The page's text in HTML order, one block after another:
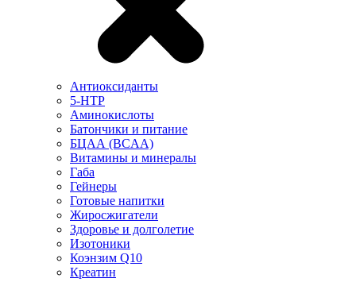
Антиоксиданты
5-HTP
Аминокислоты
Батончики и питание
БЦАА (BCAA)
Витамины и минералы
Габа
Гейнеры
Готовые напитки
Жиросжигатели
Здоровье и долголетие
Изотоники
Коэнзим Q10
Креатин